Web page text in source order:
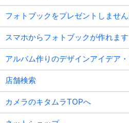
フォトブックをプレゼントしません
スマホからフォトブックが作れます
アルバム作りのデザインアイデア
店舗検索
カメラのキタムラTOPへ